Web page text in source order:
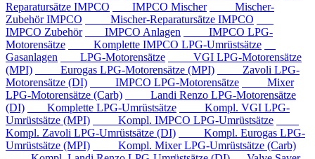
Reparatursätze IMPCO
IMPCO Mischer
Mischer-
Zubehör IMPCO
Mischer-Reparatursätze IMPCO
IMPCO Zubehör
IMPCO Anlagen
IMPCO LPG-
Motorensätze
Komplette IMPCO LPG-Umrüstsätze
Gasanlagen
LPG-Motorensätze
VGI LPG-Motorensätze
(MPI)
Eurogas LPG-Motorensätze (MPI)
Zavoli LPG-
Motorensätze (DI)
IMPCO LPG-Motorensätze
Mixer
LPG-Motorensätze (Carb)
Landi Renzo LPG-Motorensätze
(DI)
Komplette LPG-Umrüstsätze
Kompl. VGI LPG-
Umrüstsätze (MPI)
Kompl. IMPCO LPG-Umrüstsätze
Kompl. Zavoli LPG-Umrüstsätze (DI)
Kompl. Eurogas LPG-
Umrüstsätze (MPI)
Kompl. Mixer LPG-Umrüstsätze (Carb)